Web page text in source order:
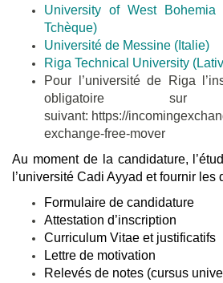
University of West
Tchèque)
Université de Messine (Italie)
Riga Technical University
Pour l’université de Riga
obligatoire
suivant: https://
exchange-free-mover
Au moment de la candidature,
l’université Cadi Ayyad et fournir les
Formulaire de candidature
Attestation d’inscription
Curriculum Vitae et justificatifs
Lettre de motivation
Relevés de notes (cursus